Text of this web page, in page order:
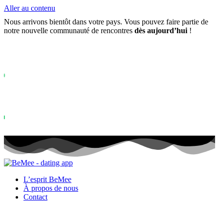
Aller au contenu
Nous arrivons bientôt dans votre pays. Vous pouvez faire partie de
notre nouvelle communauté de rencontres dès aujourd’hui !
https://developers.google.com/analytics/devguides/reporting/data/v1/
L’esprit BeMee
À propos de nous
Contact